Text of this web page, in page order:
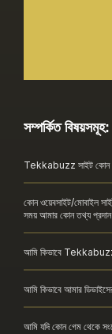
সম্পর্কিত বিষয়সমূহ:
Tekkabuzz সাইট কোন
কোন ওয়েবসাইট/মোবাইল
সময় আমার কোন তথ্য প্রদান
আমি কিভাবে Tekkabuzz
আমি কিভাবে আমার
আমি যদি কোন গেম থেকে